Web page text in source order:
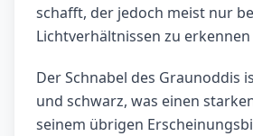
schafft, der jedoch meist nur
Lichtverhältnissen zu erkennen
Der Schnabel des Graunoddis
und schwarz, was einen
seinem übrigen